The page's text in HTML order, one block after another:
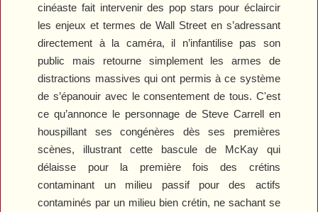
cinéaste fait intervenir des pop stars pour éclaircir
les enjeux et termes de Wall Street en s’adressant
directement à la caméra, il n’infantilise pas son
public mais retourne simplement les armes de
distractions massives qui ont permis à ce système
de s’épanouir avec le consentement de tous. C'est
ce qu’annonce le personnage de Steve Carrell en
houspillant ses congénères dès ses premières
scènes, illustrant cette bascule de McKay qui
délaisse pour la première fois des crétins
contaminant un milieu passif pour des actifs
contaminés par un milieu bien crétin, ne sachant se